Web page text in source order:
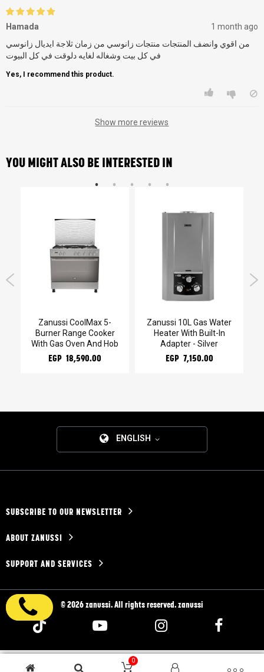
Hamada
1 month ago
من اقوي وانضف المنتجات منتجات زانوسي من زمان ثلاجة ايديال زانوسي
في كل بيت وشغاله لغايه دلوقت في كل البيوت
Yes, I recommend this product.
Show more reviews
YOU MIGHT ALSO BE INTERESTED IN
Zanussi CoolMax 5-
Burner Range Cooker
With Gas Oven And Hob
EGP 18,590.00
Zanussi 10L Gas Water
Heater With Built-In
Adapter - Silver
EGP 7,150.00
ENGLISH
SUBSCRIBE TO OUR NEWSLETTER
ABOUT ZANUSSI
SUPPORT AND SERVICES
© 2026 zanussi. All rights reserved. zanussi
0